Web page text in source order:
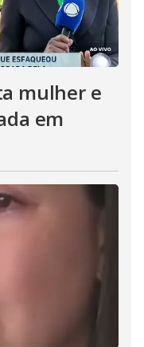
mulher e
em